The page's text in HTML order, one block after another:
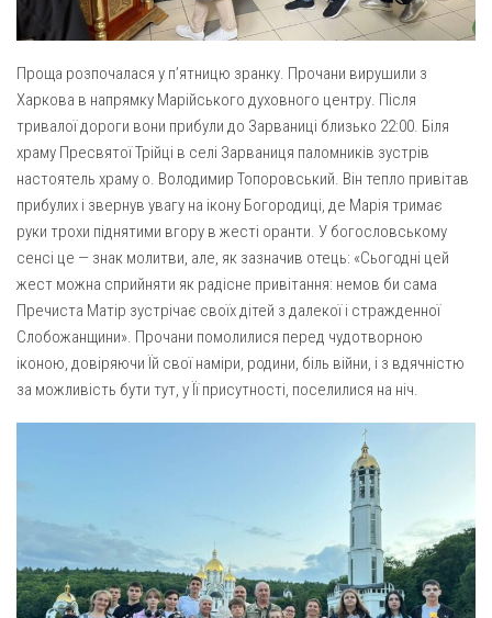
Комісія у справах родини
Комісія з питань душпастирства охорони здоров’я
Спільноти
Квіти Слобожанщини
Харківщина
Полтавщина
Сумщина
Оголошення
Трансляції
Проща розпочалася у п’ятницю зранку. Прочани вирушили з
Харкова в напрямку Марійського духовного центру. Після
тривалої дороги вони прибули до Зарваниці близько 22:00. Біля
храму Пресвятої Трійці в селі Зарваниця паломників зустрів
настоятель храму о. Володимир Топоровський. Він тепло привітав
прибулих і звернув увагу на ікону Богородиці, де Марія тримає
руки трохи піднятими вгору в жесті оранти. У богословському
сенсі це — знак молитви, але, як зазначив отець: «Сьогодні цей
жест можна сприйняти як радісне привітання: немов би сама
Пречиста Матір зустрічає своїх дітей з далекої і стражденної
Слобожанщини». Прочани помолилися перед чудотворною
іконою, довіряючи Їй свої наміри, родини, біль війни, і з вдячністю
за можливість бути тут, у Її присутності, поселилися на ніч.